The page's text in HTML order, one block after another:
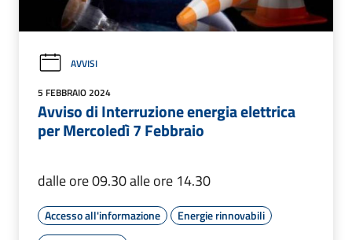
AVVISI
5 FEBBRAIO 2024
Avviso di Interruzione energia elettrica
per Mercoledì 7 Febbraio
dalle ore 09.30 alle ore 14.30
Accesso all'informazione
Energie rinnovabili